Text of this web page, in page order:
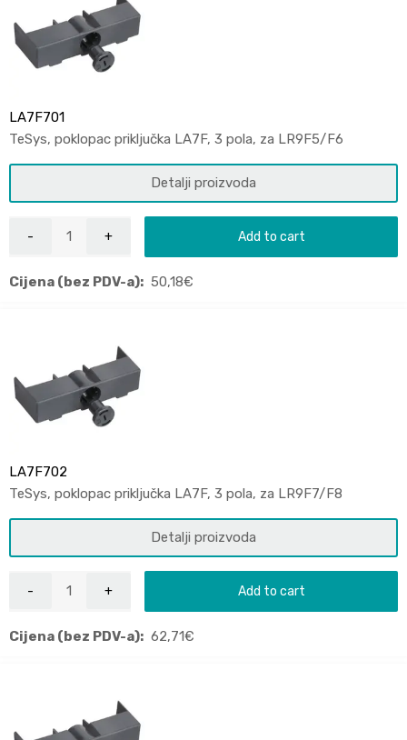
LA7F701
TeSys, poklopac priključka LA7F, 3 pola, za LR9F5/F6
Detalji proizvoda
Add to cart
Cijena (bez PDV-a): 50,18€
LA7F702
TeSys, poklopac priključka LA7F, 3 pola, za LR9F7/F8
Detalji proizvoda
Add to cart
Cijena (bez PDV-a): 62,71€